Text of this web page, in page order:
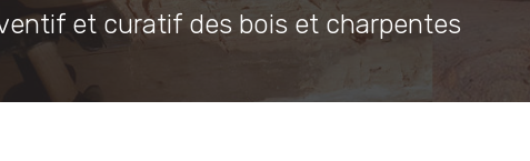
et curatif des bois et charpentes